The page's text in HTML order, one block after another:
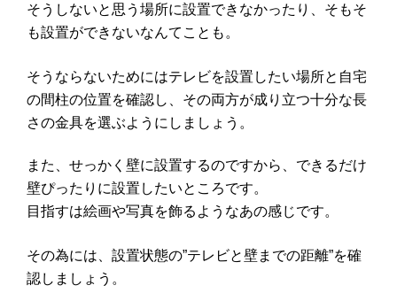
そうしないと思う場所に設置できなかったり、そもそ
も設置ができないなんてことも。
そうならないためにはテレビを設置したい場所と自宅
の間柱の位置を確認し、その両方が成り立つ十分な長
さの金具を選ぶようにしましょう。
また、せっかく壁に設置するのですから、できるだけ
壁ぴったりに設置したいところです。
目指すは絵画や写真を飾るようなあの感じです。
その為には、設置状態の”テレビと壁までの距離”を確
認しましょう。